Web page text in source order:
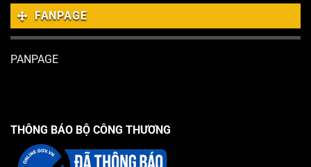
FANPAGE
PANPAGE
THÔNG BÁO BỘ CÔNG THƯƠNG